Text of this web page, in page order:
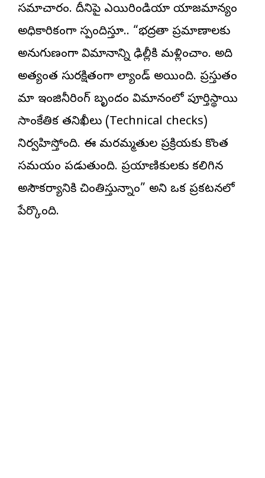
సమాచారం. దీనిపై ఎయిరిండియా యాజమాన్యం
అధికారికంగా స్పందిస్తూ.. “భద్రతా ప్రమాణాలకు
అనుగుణంగా విమానాన్ని ఢిల్లీకి మళ్లించాం. అది
అత్యంత సురక్షితంగా ల్యాండ్ అయింది. ప్రస్తుతం
మా ఇంజినీరింగ్ బృందం విమానంలో పూర్తిస్థాయి
సాంకేతిక తనిఖీలు (Technical checks)
నిర్వహిస్తోంది. ఈ మరమ్మతుల ప్రక్రియకు కొంత
సమయం పడుతుంది. ప్రయాణికులకు కలిగిన
అసౌకర్యానికి చింతిస్తున్నాం” అని ఒక ప్రకటనలో
పేర్కొంది.